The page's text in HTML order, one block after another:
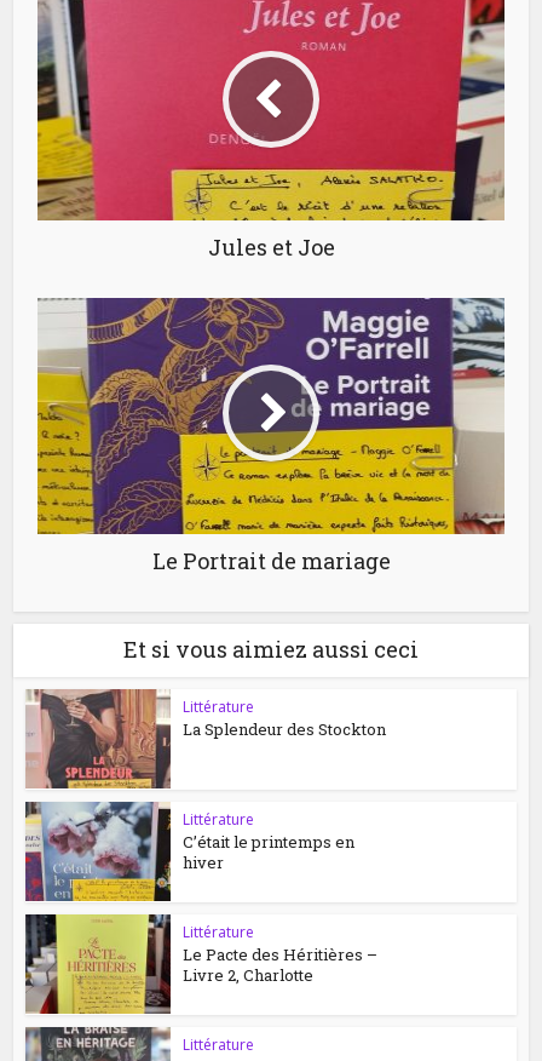
Jules et Joe
Le Portrait de mariage
Et si vous aimiez aussi ceci
Littérature
La Splendeur des Stockton
Littérature
C’était le printemps en
hiver
Littérature
Le Pacte des Héritières –
Livre 2, Charlotte
Littérature